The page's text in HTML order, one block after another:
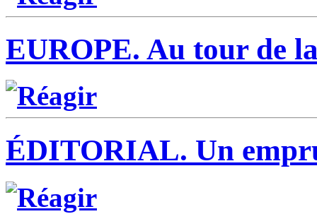
EUROPE. Au tour de
Réagir
ÉDITORIAL. Un
Réagir